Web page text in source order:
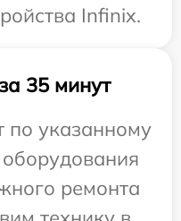
Infinix.
35 минут
по указанному
ремонта